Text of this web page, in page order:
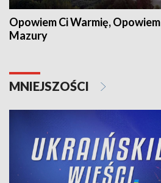
Opowiem Ci Warmię, Opowiem
Mazury
MNIEJSZOŚCI